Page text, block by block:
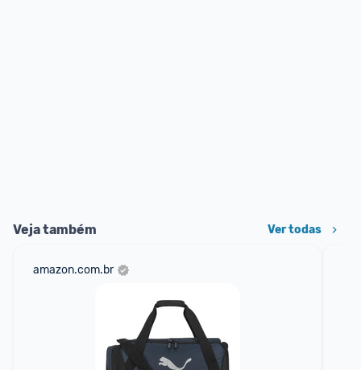
Veja também Ver todas
amazon.com.br